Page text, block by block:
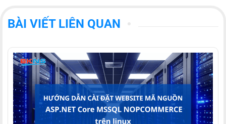
BÀI VIẾT LIÊN QUAN